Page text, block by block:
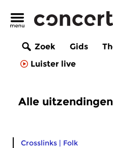
Zoek Gids
Luister live
Alle
Crosslinks | Folk